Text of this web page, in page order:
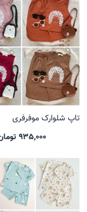
تاپ شلوارک موفرفری
935,000 تومان